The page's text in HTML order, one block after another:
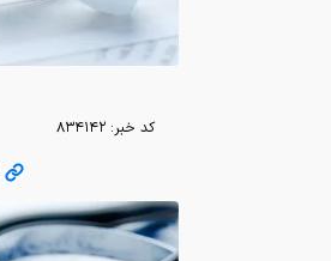
کد خبر: ۸۳۴۱۴۲